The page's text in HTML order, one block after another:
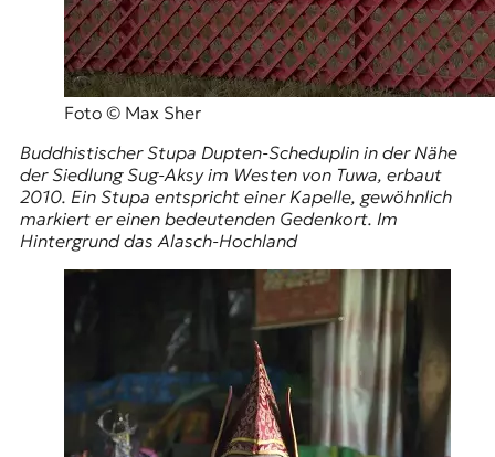
Foto © Max Sher
Buddhistischer Stupa Dupten-Scheduplin in der Nähe
der Siedlung Sug-Aksy im Westen von Tuwa, erbaut
2010. Ein Stupa entspricht einer Kapelle, gewöhnlich
markiert er einen bedeutenden Gedenkort. Im
Hintergrund das Alasch-Hochland